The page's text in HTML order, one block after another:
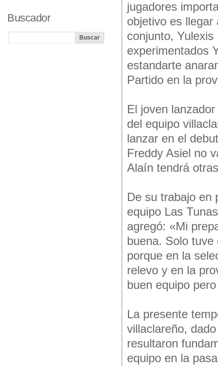
jugadores
objetivo es llegar
conjunto,
experimentados
estandarte
Partido en la
El joven
del equipo
lanzar en el
Freddy Asiel no
Alaín tendrá
De su trabajo en
equipo Las
agregó: «Mi
buena. Solo
porque en la
relevo y en la
buen equipo
La presente
villaclareño,
resultaron
equipo en la
Buscador